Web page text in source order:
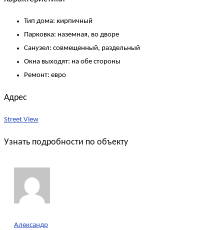
Тип дома: кирпичный
Парковка: наземная, во дворе
Санузел: совмещенный, раздельный
Окна выходят: на обе стороны
Ремонт: евро
Адрес
Street View
Узнать подробности по объекту
Александр